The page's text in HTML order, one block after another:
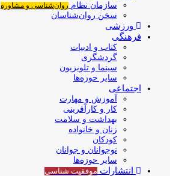
سازمان نظام روان‌شناسی و مشاوره
سخن روان‌شناسان
ورزشی
فرهنگی
کتاب و ادبیات
گردشگری
سینما و تلویزیون
سایر حوزه‌ها
اجتماعی
آموزش و مهارت
کار و کارآفرینی
بهداشت و سلامت
زنان و خانواده
کودکان
نوجوانان و جوانان
سایر حوزه‌ها
انتشارات موفقیت‌ شناسی